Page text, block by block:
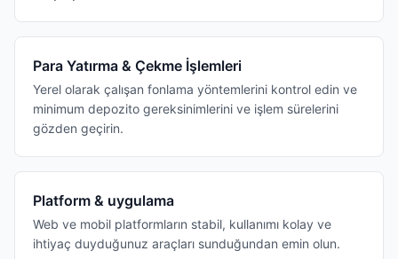
Para Yatırma & Çekme İşlemleri
Yerel olarak çalışan fonlama yöntemlerini kontrol edin ve
minimum depozito gereksinimlerini ve işlem sürelerini
gözden geçirin.
Platform & uygulama
Web ve mobil platformların stabil, kullanımı kolay ve
ihtiyaç duyduğunuz araçları sunduğundan emin olun.